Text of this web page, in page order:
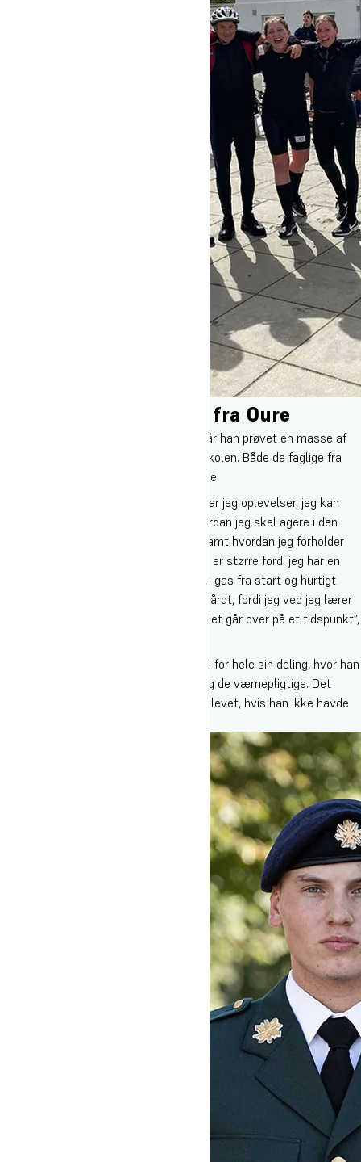
Gør brug af erfaringer fra Oure
I militæret, hvor Isaac befinder sig nu, får han prøvet en masse af
de ting af, som han har udviklet på højskolen. Både de faglige fra
adventure-undervisningen og det sociale.
”Når vi møder udfordringer i militæret, har jeg oplevelser, jeg kan
trække på fra højskolen, og jeg ved hvordan jeg skal agere i den
gruppe af mennesker, jeg er en del af, samt hvordan jeg forholder
mig til mine egne følelser. Mit overskud er større fordi jeg har en
strategi for udfordringer ved at give den gas fra start og hurtigt
finde ind i et flow. Jeg nyder, at det er hårdt, fordi jeg ved jeg lærer
noget om mig selv og så ved jeg jo, at det går over på et tidspunkt”,
I militæret er han også blevet talsmand for hele sin deling, hvor han
sikrer samarbejdet mellem sergenter og de værnepligtige. Det
mener han ikke selv, at han ville være blevet, hvis han ikke havde